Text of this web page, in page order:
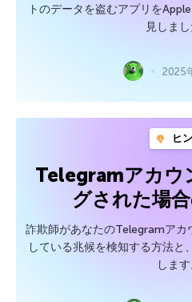
トのデータを盗むアプリを
見しまし
2025
ヒ
Telegramアカウ
グされた場
詐欺師があなたのTelegramアカ
している兆候を検知する方法と
します